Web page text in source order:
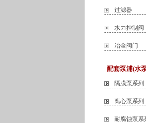
过滤器
水力控制阀
冶金阀门
配套泵浦(水
隔膜泵系列
离心泵系列
耐腐蚀泵系